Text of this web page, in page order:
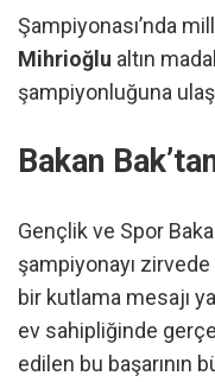
Şampiyonası’nda
Mihrioğlu altın
şampiyonluğuna
Bakan
Gençlik ve Spor
şampiyonayı
bir kutlama mesajı
ev sahipliğinde
edilen bu başarının